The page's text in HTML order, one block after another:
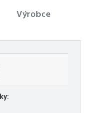
Výrobce